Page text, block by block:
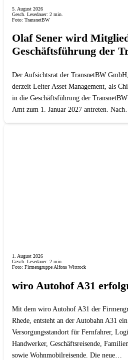
5. August 2026
Gesch. Lesedauer: 2 min.
Foto: TransnetBW
Olaf Sener wird
Geschäftsführung der
Der Aufsichtsrat der TransnetBW
derzeit Leiter Asset Management, als
in die Geschäftsführung der
Amt zum 1. Januar 2027 antreten. Nach…
1. August 2026
Gesch. Lesedauer: 2 min.
Foto: Firmengruppe Alfons Wittrock
wiro Autohof A31
Mit dem wiro Autohof A31 der
Rhede, entsteht an der Autobahn A31
Versorgungsstandort für Fernfahrer,
Handwerker, Geschäftsreisende,
sowie Wohnmobilreisende. Die neue…